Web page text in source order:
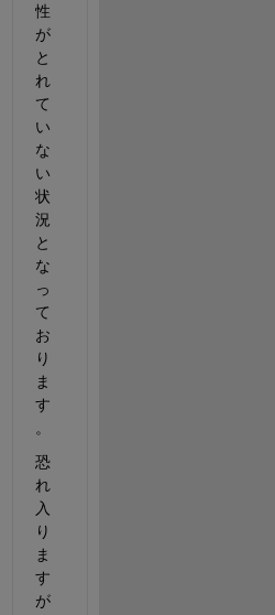
性
が
と
れ
て
い
な
い
状
況
と
な
っ
て
お
り
ま
す
。
恐
れ
入
り
ま
す
が